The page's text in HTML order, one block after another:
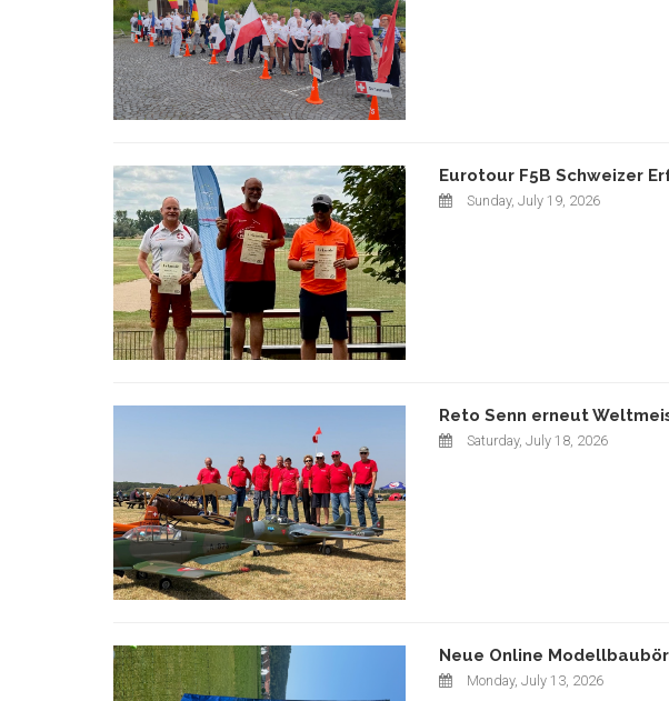
Eurotour F5B Schweizer
Sunday, July 19, 2026
Reto Senn erneut
Saturday, July 18, 2026
Neue Online
Monday, July 13, 2026